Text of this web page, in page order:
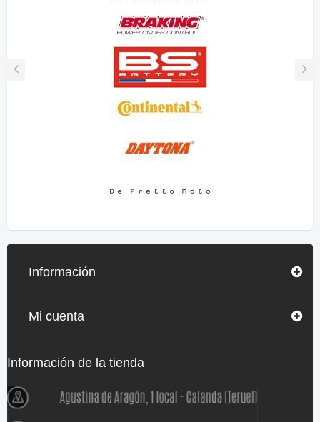
Información
Mi cuenta
Información de la tienda